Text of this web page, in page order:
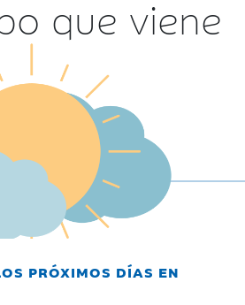
que viene
PRÓXIMOS DÍAS EN